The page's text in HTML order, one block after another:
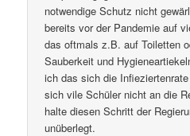
notwendige Schutz nicht
bereits vor der Pandemie auf
das oftmals z.B. auf Toiletten
Sauberkeit und
ich das sich die
sich vile Schüler nicht an die
halte diesen Schritt der
unüberlegt.